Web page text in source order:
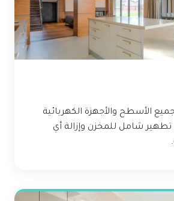
الأسطح والأجهزة الكهربائية
تطهير شامل للمخزن وإزالة أي